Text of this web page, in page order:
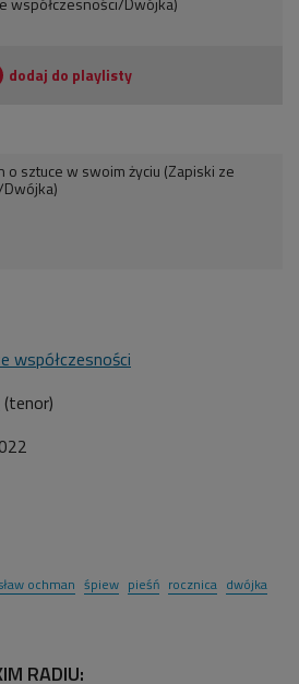
o sztuce w swoim życiu (Zapiski ze
współczesności
(tenor)
ochman śpiew pieśń rocznica dwójka
RADIU: